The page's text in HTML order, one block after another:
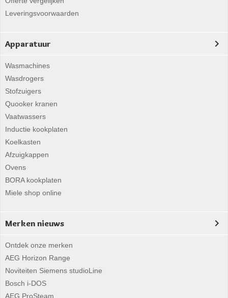
Leveringsvoorwaarden
Apparatuur
Wasmachines
Wasdrogers
Stofzuigers
Quooker kranen
Vaatwassers
Inductie kookplaten
Koelkasten
Afzuigkappen
Ovens
BORA kookplaten
Miele shop online
Merken nieuws
Ontdek onze merken
AEG Horizon Range
Noviteiten Siemens studioLine
Bosch i-DOS
AEG ProSteam